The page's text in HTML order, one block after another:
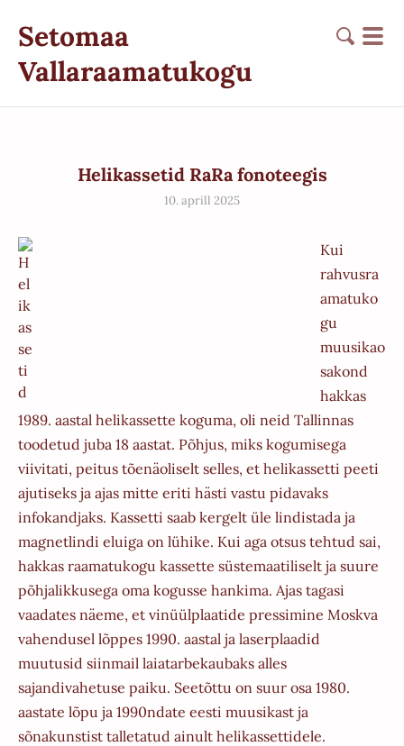
Setomaa
Vallaraamatukogu
Helikassetid RaRa fonoteegis
10. aprill 2025
Kui
rahvusra
amatuko
gu
muusikao
sakond
hakkas
1989. aastal helikassette koguma, oli neid Tallinnas
toodetud juba 18 aastat. Põhjus, miks kogumisega
viivitati, peitus tõenäoliselt selles, et helikassetti peeti
ajutiseks ja ajas mitte eriti hästi vastu pidavaks
infokandjaks. Kassetti saab kergelt üle lindistada ja
magnetlindi eluiga on lühike. Kui aga otsus tehtud sai,
hakkas raamatukogu kassette süstemaatiliselt ja suure
põhjalikkusega oma kogusse hankima. Ajas tagasi
vaadates näeme, et vinüülplaatide pressimine Moskva
vahendusel lõppes 1990. aastal ja laserplaadid
muutusid siinmail laiatarbekaubaks alles
sajandivahetuse paiku. Seetõttu on suur osa 1980.
aastate lõpu ja 1990ndate eesti muusikast ja
sõnakunstist talletatud ainult helikassettidele.